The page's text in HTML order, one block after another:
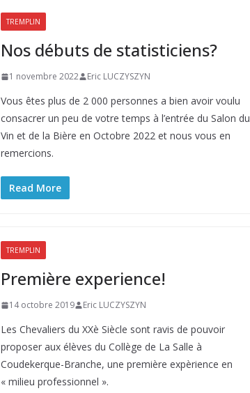
TREMPLIN
Nos débuts de statisticiens?
1 novembre 2022 Eric LUCZYSZYN
Vous êtes plus de 2 000 personnes a bien avoir voulu
consacrer un peu de votre temps à l’entrée du Salon du
Vin et de la Bière en Octobre 2022 et nous vous en
remercions.
Read More
TREMPLIN
Première experience!
14 octobre 2019 Eric LUCZYSZYN
Les Chevaliers du XXè Siècle sont ravis de pouvoir
proposer aux élèves du Collège de La Salle à
Coudekerque-Branche, une première expèrience en
« milieu professionnel ».